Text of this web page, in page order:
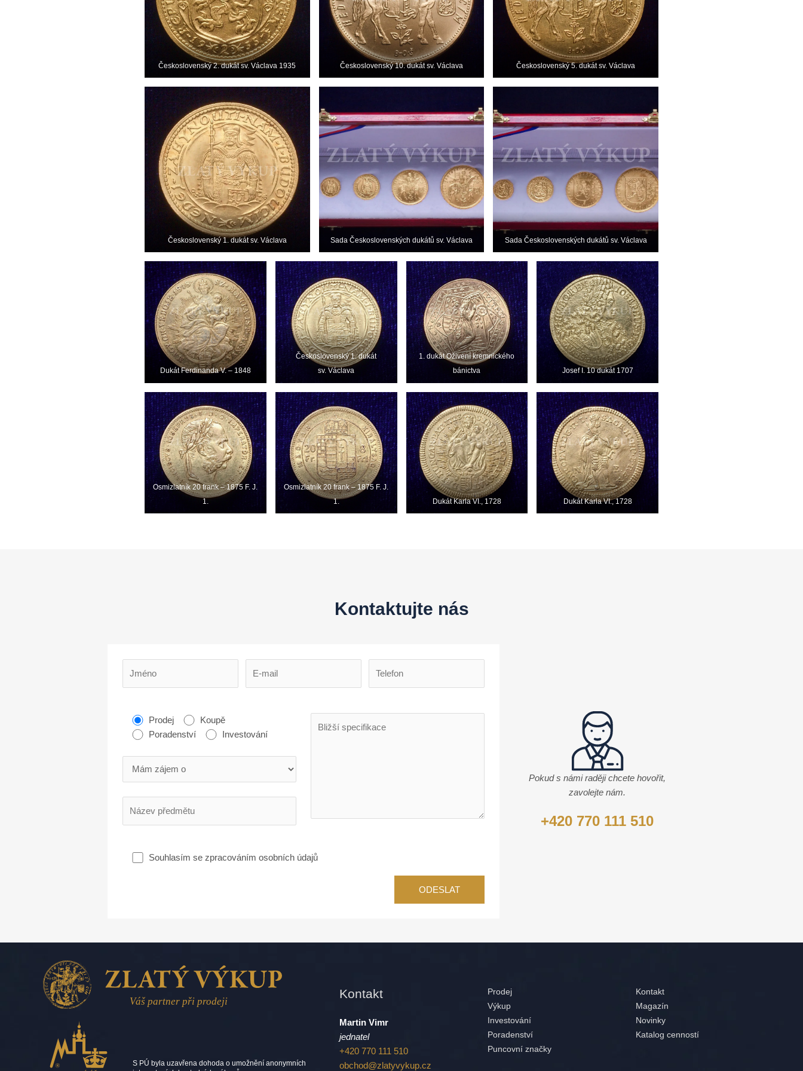
Československý 2. dukát sv. Václava 1935 Československý 10. dukát sv. Václava Československý 5. dukát sv. Václava
Československý 1. dukát sv. Václava Sada Československých dukátů sv. Václava Sada Československých dukátů sv. Václava
Dukát Ferdinanda V. – 1848
Československý 1. dukát
sv. Václava
1. dukát Oživení kremnického
bánictva
Josef I. 10 dukát 1707
Osmizlatník 20 frank – 1875 F. J.
1.
Osmizlatník 20 frank – 1875 F. J.
1.
Dukát Karla VI., 1728 Dukát Karla VI., 1728
Kontaktujte nás
Prodej
Koupě
Poradenství
Investování
Souhlasím se zpracováním osobních údajů
Pokud s námi raději chcete hovořit,
zavolejte nám.
+420 770 111 510
S PÚ byla uzavřena dohoda o umožnění anonymních
Kontakt
Martin Vimr
jednatel
+420 770 111 510
obchod@zlatyvykup.cz
Prodej
Výkup
Investování
Poradenství
Puncovní značky
Kontakt
Magazín
Novinky
Katalog cenností